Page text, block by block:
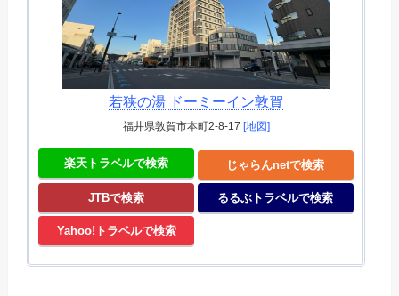
若狭の湯 ドーミーイン敦賀
福井県敦賀市本町2-8-17 [地図]
楽天トラベルで検索 じゃらんnetで検索
JTBで検索 るるぶトラベルで検索
Yahoo!トラベルで検索